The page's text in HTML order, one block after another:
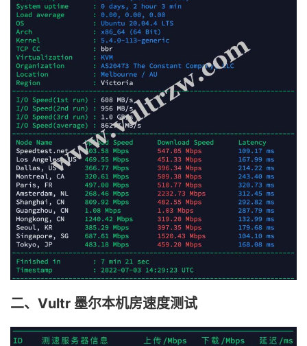
二、Vultr 墨尔本机房速度测试